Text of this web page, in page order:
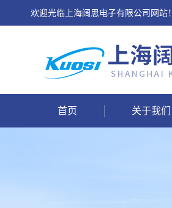
欢迎光临上海阔思电子有限公司网站！
首页 关于我们